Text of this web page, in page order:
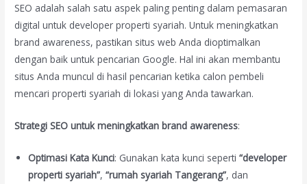
SEO adalah salah satu aspek paling penting dalam pemasaran
digital untuk developer properti syariah. Untuk meningkatkan
brand awareness, pastikan situs web Anda dioptimalkan
dengan baik untuk pencarian Google. Hal ini akan membantu
situs Anda muncul di hasil pencarian ketika calon pembeli
mencari properti syariah di lokasi yang Anda tawarkan.
Strategi SEO untuk meningkatkan brand awareness:
Optimasi Kata Kunci: Gunakan kata kunci seperti“developer
properti syariah”,“rumah syariah Tangerang”, dan